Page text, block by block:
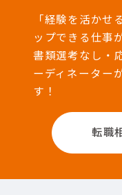
「経験を活か
ップできる仕事
書類選考なし・
ーディネーター
す！
転職